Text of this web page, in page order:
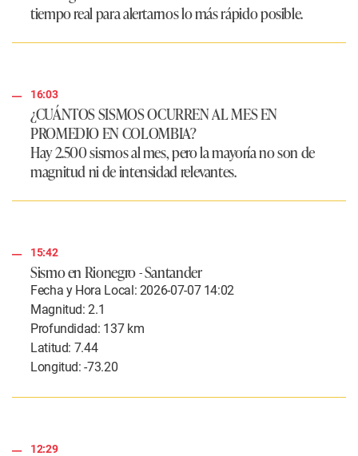
tiempo real para alertarnos lo más rápido posible.
16:03
¿CUÁNTOS SISMOS OCURREN AL MES EN
PROMEDIO EN COLOMBIA?
Hay 2.500 sismos al mes, pero la mayoría no son de
magnitud ni de intensidad relevantes.
15:42
Sismo en Rionegro - Santander
Fecha y Hora Local: 2026-07-07 14:02
Magnitud: 2.1
Profundidad: 137 km
Latitud: 7.44
Longitud: -73.20
12:29